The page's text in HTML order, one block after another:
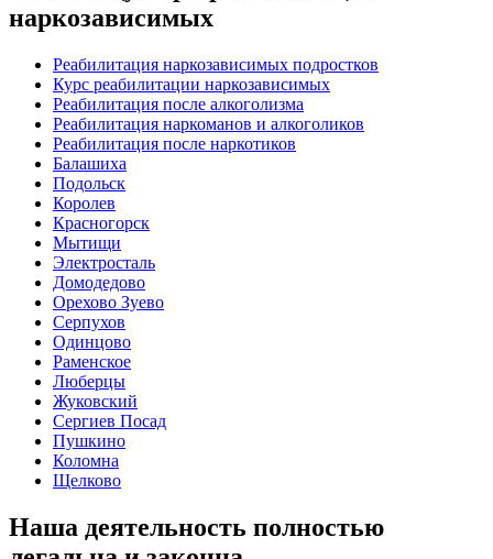
наркозависимых
Реабилитация наркозависимых подростков
Курс реабилитации наркозависимых
Реабилитация после алкоголизма
Реабилитация наркоманов и алкоголиков
Реабилитация после наркотиков
Балашиха
Подольск
Королев
Красногорск
Мытищи
Электросталь
Домодедово
Орехово Зуево
Серпухов
Одинцово
Раменское
Люберцы
Жуковский
Сергиев Посад
Пушкино
Коломна
Щелково
Наша деятельность полностью